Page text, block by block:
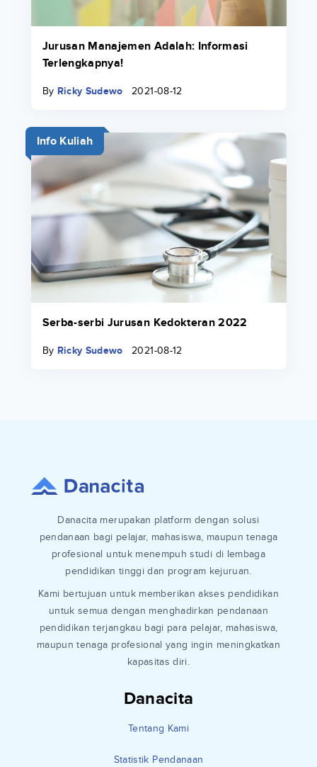
Jurusan Manajemen Adalah: Informasi
Terlengkapnya!
By Ricky Sudewo 2021-08-12
Info Kuliah
Serba-serbi Jurusan Kedokteran 2022
By Ricky Sudewo 2021-08-12
Danacita
Tentang Kami
Statistik Pendanaan
Danacita merupakan platform dengan solusi
pendanaan bagi pelajar, mahasiswa, maupun tenaga
profesional untuk menempuh studi di lembaga
pendidikan tinggi dan program kejuruan.
Kami bertujuan untuk memberikan akses pendidikan
untuk semua dengan menghadirkan pendanaan
pendidikan terjangkau bagi para pelajar, mahasiswa,
maupun tenaga profesional yang ingin meningkatkan
kapasitas diri.